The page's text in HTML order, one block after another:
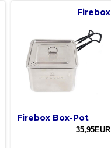
Firebox
Firebox Box-Pot
35,95EUR